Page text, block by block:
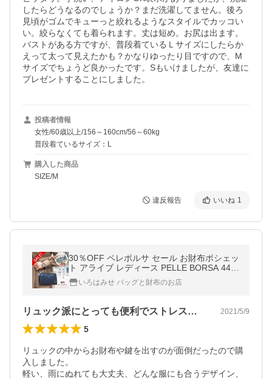
したらどうなるのでしょうか？まだ洗濯してません。後ろ
見頃がゴムでキューっと絞れるようなスタイルでカッコい
い。絞らなくても着られます。丈は短め。お尻は出ます。
バストがある方ですが、普段着ているＬサイズにしたらか
えって太って見えたかも？かなりゆったり目ですので、M
サイズでちょうど良かったです。Sもいけましたが、友達に
プレゼントすることにしました。
投稿者情報
女性/60歳以上/156～160cm/56～60kg
普段着ているサイズ：L
購入した商品
SIZE/M
違反報告 いいね 1
30％OFF ペレボルサ セール お財布ポシェッ
ト アライブ レディース PELLE BORSA 441
9 ネイビー 60サイズ 1年保証
いろはみせ バッグと財布のお店
リュック派にとっても便利でストレスフリー 2021/5/9
5
リュックの中からお財布や鍵を出すのが面倒だったので購
入しました。
軽い、雨にぬれても大丈夫、どんな服にも合うデザイン、